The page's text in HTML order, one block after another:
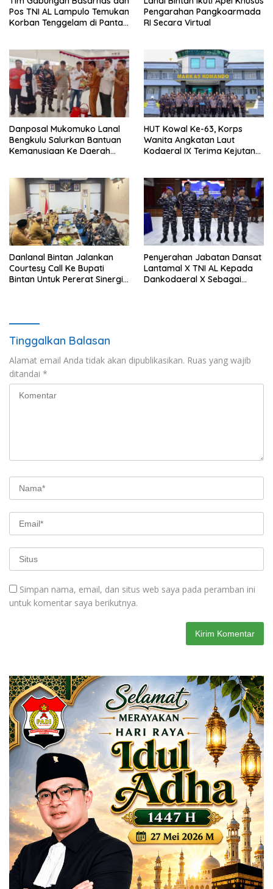
Pos TNI AL Lampulo Temukan
Korban Tenggelam di Pantai
Pengarahan Pangkoarmada
RI Secara Virtual
Danposal Mukomuko Lanal
Bengkulu Salurkan Bantuan
Kemanusiaan Ke Daerah
HUT Kowal Ke-63, Korps
Wanita Angkatan Laut
Kodaeral IX Terima Kejutan
Danlanal Bintan Jalankan
Courtesy Call Ke Bupati
Bintan Untuk Pererat Sinergi
Penyerahan Jabatan Dansat
Lantamal X TNI AL Kepada
Dankodaeral X Sebagai
Tinggalkan Balasan
Alamat email Anda tidak akan dipublikasikan. Ruas yang wajib
ditandai *
Simpan nama, email, dan situs web saya pada peramban ini
untuk komentar saya berikutnya.